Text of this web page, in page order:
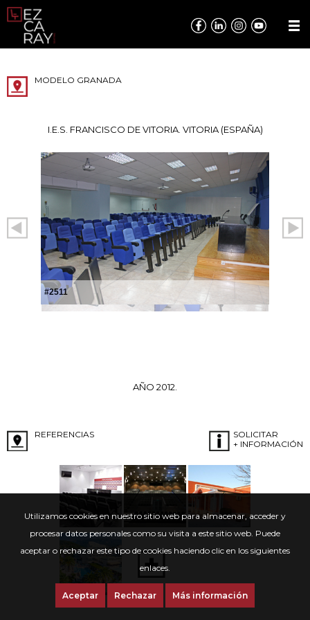
Utilizamos cookies en nuestro sitio web para almacenar, acceder y
procesar datos personales como su visita a este sitio web. Puede
aceptar o rechazar este tipo de cookies haciendo clic en los siguientes
enlaces.
Aceptar Rechazar Más información
MODELO GRANADA
I.E.S. FRANCISCO DE VITORIA. VITORIA (ESPAÑA)
#2511
AÑO 2012.
REFERENCIAS
SOLICITAR
+ INFORMACIÓN